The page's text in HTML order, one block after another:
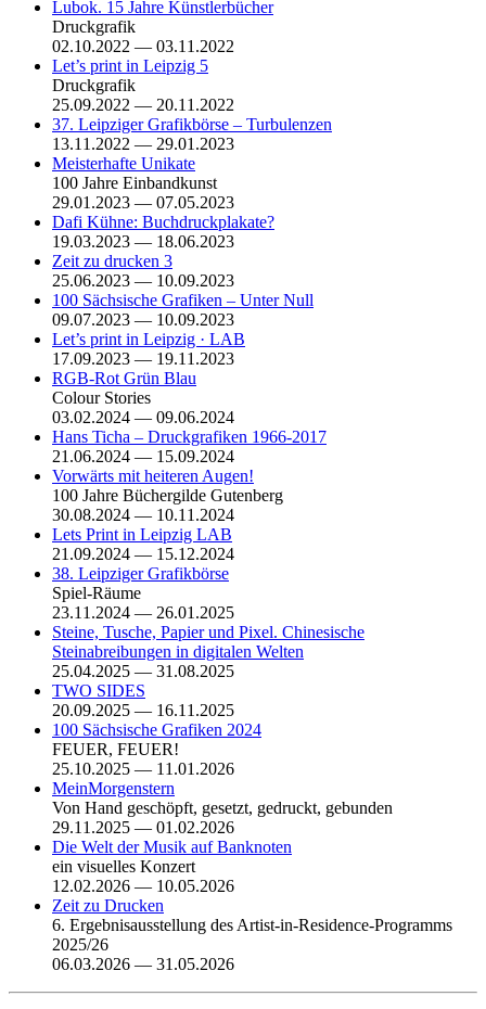
Lubok. 15 Jahre Künstlerbücher
Druckgrafik
02.10.2022 — 03.11.2022
Let’s print in Leipzig 5
Druckgrafik
25.09.2022 — 20.11.2022
37. Leipziger Grafikbörse – Turbulenzen
13.11.2022 — 29.01.2023
Meisterhafte Unikate
100 Jahre Einbandkunst
29.01.2023 — 07.05.2023
Dafi Kühne: Buchdruckplakate?
19.03.2023 — 18.06.2023
Zeit zu drucken 3
25.06.2023 — 10.09.2023
100 Sächsische Grafiken – Unter Null
09.07.2023 — 10.09.2023
Let’s print in Leipzig · LAB
17.09.2023 — 19.11.2023
RGB-Rot Grün Blau
Colour Stories
03.02.2024 — 09.06.2024
Hans Ticha – Druckgrafiken 1966-2017
21.06.2024 — 15.09.2024
Vorwärts mit heiteren Augen!
100 Jahre Büchergilde Gutenberg
30.08.2024 — 10.11.2024
Lets Print in Leipzig LAB
21.09.2024 — 15.12.2024
38. Leipziger Grafikbörse
Spiel-Räume
23.11.2024 — 26.01.2025
Steine, Tusche, Papier und Pixel. Chinesische
Steinabreibungen in digitalen Welten
25.04.2025 — 31.08.2025
TWO SIDES
20.09.2025 — 16.11.2025
100 Sächsische Grafiken 2024
FEUER, FEUER!
25.10.2025 — 11.01.2026
MeinMorgenstern
Von Hand geschöpft, gesetzt, gedruckt, gebunden
29.11.2025 — 01.02.2026
Die Welt der Musik auf Banknoten
ein visuelles Konzert
12.02.2026 — 10.05.2026
Zeit zu Drucken
6. Ergebnisausstellung des Artist-in-Residence-Programms
2025/26
06.03.2026 — 31.05.2026